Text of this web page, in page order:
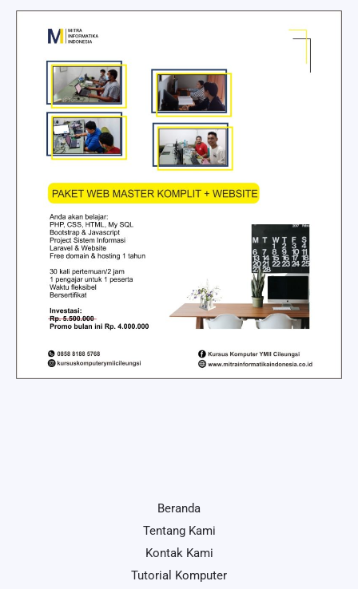
Beranda
Tentang Kami
Kontak Kami
Tutorial Komputer